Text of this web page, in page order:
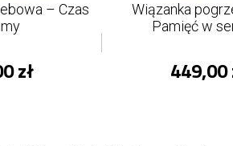
– Czas
zł
Wiązanka
Pamięć w
449,00